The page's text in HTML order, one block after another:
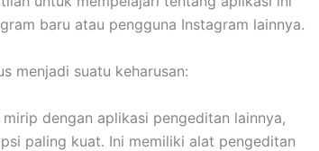
baru atau pengguna Instagram lainnya.
menjadi suatu keharusan:
dengan aplikasi pengeditan lainnya,
paling kuat. Ini memiliki alat pengeditan